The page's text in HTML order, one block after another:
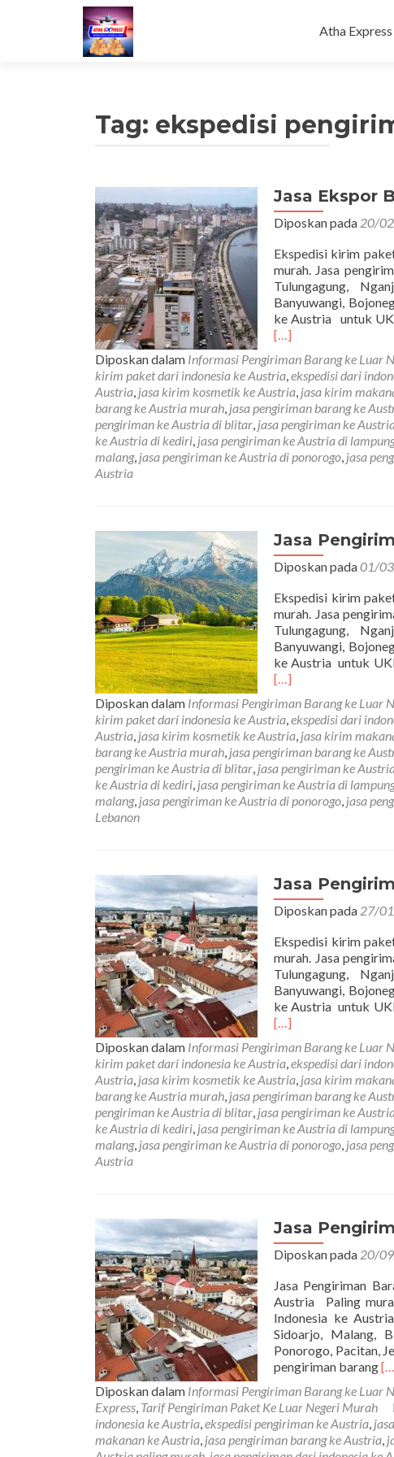
ke
Atha Express
Tag: ekspedisi
Jasa Ekspor
Diposkan pada 20/
Ekspedisi kirim
murah. Jasa
Tulungagung,
Banyuwangi,
ke Austria untuk
[…]
Diposkan dalam Informasi Pengiriman Barang ke Luar
kirim paket dari indonesia ke Austria,ekspedisi dari
Austria, jasa kirim kosmetik ke Austria, jasa kirim
barang ke Austria murah, jasa pengiriman barang ke
pengiriman ke Austria di blitar, jasa pengiriman ke
ke Austria di kediri, jasa pengiriman ke Austria di
malang, jasa pengiriman ke Austria di ponorogo, jasa
Austria
Jasa
Diposkan pada01/
Ekspedisi kirim
murah. Jasa
Tulungagung,
Banyuwangi,
ke Austria untuk
[…]
Diposkan dalam Informasi Pengiriman Barang ke Luar
kirim paket dari indonesia ke Austria,ekspedisi dari
Austria, jasa kirim kosmetik ke Austria, jasa kirim
barang ke Austria murah, jasa pengiriman barang ke
pengiriman ke Austria di blitar, jasa pengiriman ke
ke Austria di kediri, jasa pengiriman ke Austria di
malang, jasa pengiriman ke Austria di ponorogo, jasa
Lebanon
Jasa
Diposkan pada 27/
Ekspedisi kirim
murah. Jasa
Tulungagung,
Banyuwangi,
ke Austria untuk
[…]
Diposkan dalam Informasi Pengiriman Barang ke Luar
kirim paket dari indonesia ke Austria,ekspedisi dari
Austria, jasa kirim kosmetik ke Austria, jasa kirim
barang ke Austria murah, jasa pengiriman barang ke
pengiriman ke Austria di blitar, jasa pengiriman ke
ke Austria di kediri, jasa pengiriman ke Austria di
malang, jasa pengiriman ke Austria di ponorogo, jasa
Austria
Jasa
Diposkan pada 20/
Jasa Pengiriman
Austria Paling
Indonesia ke
Sidoarjo, Malang,
Ponorogo, Pacitan,
pengiriman barang
Diposkan dalam Informasi Pengiriman Barang ke Luar
Express, Tarif Pengiriman Paket Ke Luar Negeri Murah
indonesia ke Austria,ekspedisi pengiriman ke Austria,
makanan ke Austria, jasa pengiriman barang ke Austria,